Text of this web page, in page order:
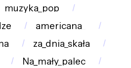
muzyka_pop
americana_
za_dnia_skała
Na_mały_palec